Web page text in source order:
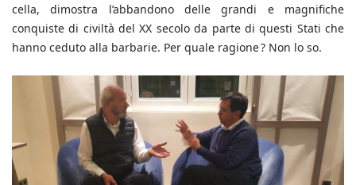
cella, dimostra l’abbandono delle grandi e magnifiche
conquiste di civiltà del XX secolo da parte di questi Stati che
hanno ceduto alla barbarie. Per quale ragione ? Non lo so.